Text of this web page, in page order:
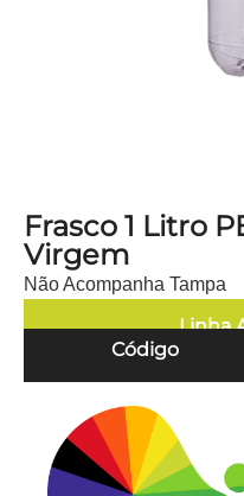
Frasco 1 Litro
Virgem
Não Acompanha Tampa
Linha
Código